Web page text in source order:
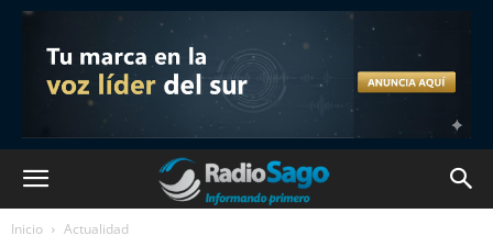
Inicio Actualidad